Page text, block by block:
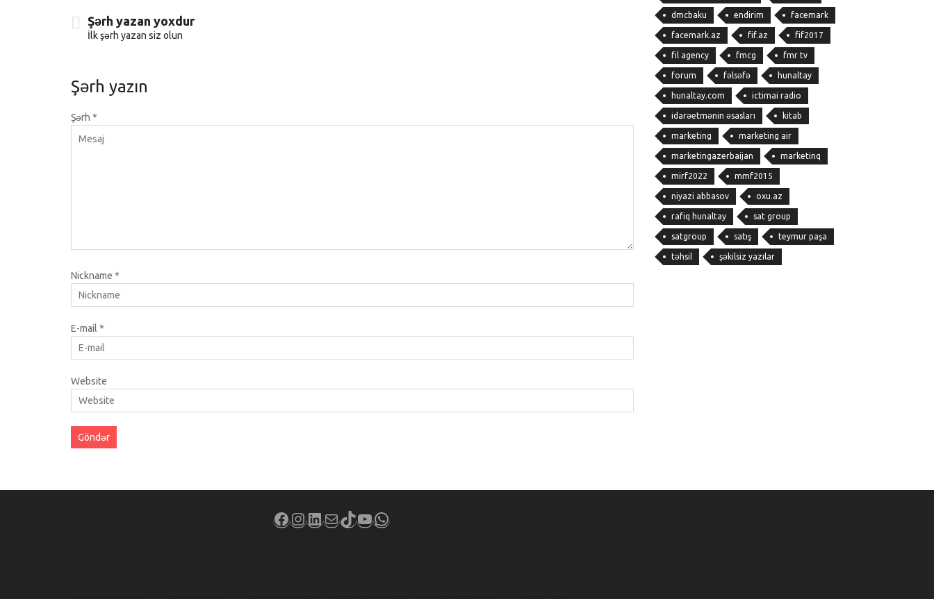
Şərh yazan yoxdur
İlk şərh yazan siz olun
Şərh yazın
Şərh *
Nickname *
E-mail *
Website
dmcbaku endirim facemark
facemark.az fif.az fif2017
fil agency fmcg fmr tv
forum fəlsəfə hunaltay
hunaltay.com ictimai radio
idarəetmənin əsasları kitab
marketing marketing air
marketingazerbaijan marketinq
mirf2022 mmf2015
niyazi abbasov oxu.az
rafiq hunaltay sat group
satgroup satış teymur paşa
təhsil şəkilsiz yazılar
Facebook
Instagram
LinkedIn
MailTikTok
YouTube
WhatsApp